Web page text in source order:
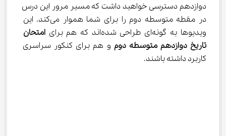
دوازدهم دسترسی خواهید داشت که مسیر مرور این درس
در مقطه متوسطه دوم را برای شما هموار می‌کند. این
ویدیوها به گونه‌ای طراحی شده‌اند که هم برای
امتحان
تاریخ دوازدهم متوسطه دوم و هم برای کنکور سراسری
کاربرد داشته باشند.